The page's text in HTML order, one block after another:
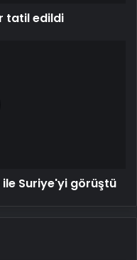
tatil edildi
ile Suriye'yi görüştü